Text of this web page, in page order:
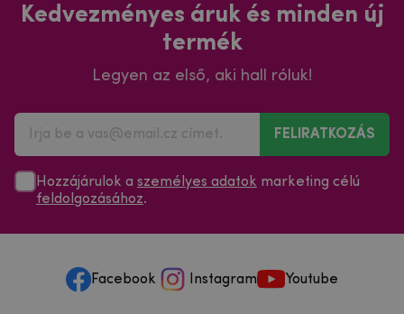
Kedvezményes áruk és minden új
termék
Legyen az első, aki hall róluk!
FELIRATKOZÁS
Hozzájárulok a személyes adatok marketing célú
feldolgozásához.
Facebook Instagram Youtube